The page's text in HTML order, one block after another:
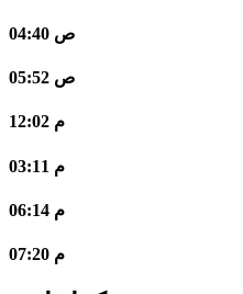
04:40 ص
05:52 ص
12:02 م
03:11 م
06:14 م
07:20 م